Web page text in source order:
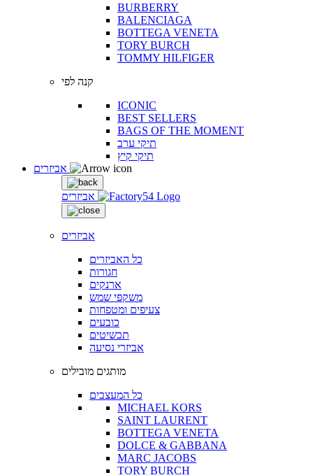
BURBERRY
BALENCIAGA
BOTTEGA VENETA
TORY BURCH
TOMMY HILFIGER
קנה לפי
ICONIC
BEST SELLERS
BAGS OF THE MOMENT
תיקי ערב
תיקי קיץ
אביזרים
אביזרים
כל האביזרים
חגורות
ארנקים
משקפי שמש
צעיפים ומטפחות
כובעים
תכשיטים
אביזרי נסיעה
מותגים מובילים
כל המעצבים
MICHAEL KORS
SAINT LAURENT
BOTTEGA VENETA
DOLCE & GABBANA
MARC JACOBS
TORY BURCH